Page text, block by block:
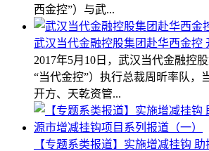
西金控”）与武...
武汉当代金融控股集团赴华西金控
2017年5月10日，武汉当代金融控
“当代金控”）执行总裁周昕率队，
开方、天乾资管...
【专题系类报道】实施增减挂钩